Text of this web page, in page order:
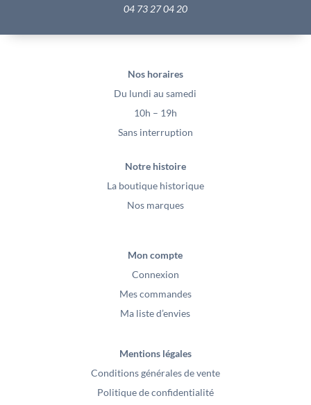
04 73 27 04 20
Nos horaires
Du lundi au samedi
10h – 19h
Sans interruption
Notre histoire
La boutique historique
Nos marques
Mon compte
Connexion
Mes commandes
Ma liste d’envies
Mentions légales
Conditions générales de vente
Politique de confidentialité